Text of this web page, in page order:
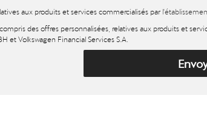
aux produits et services commercialisés par
des offres personnalisées, relatives aux produits et
et Volkswagen Financial Services S.A.